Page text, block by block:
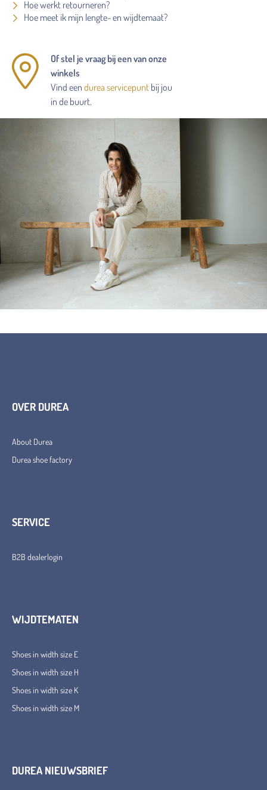
Hoe werkt retourneren?
Hoe meet ik mijn lengte- en wijdtemaat?
Of stel je vraag bij een van onze
winkels
Vind een durea servicepunt bij jou
in de buurt.
OVER DUREA
About Durea
Durea shoe factory
SERVICE
B2B dealerlogin
WIJDTEMATEN
Shoes in width size E
Shoes in width size H
Shoes in width size K
Shoes in width size M
DUREA NIEUWSBRIEF